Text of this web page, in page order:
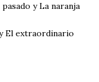
y La naranja
El extraordinario